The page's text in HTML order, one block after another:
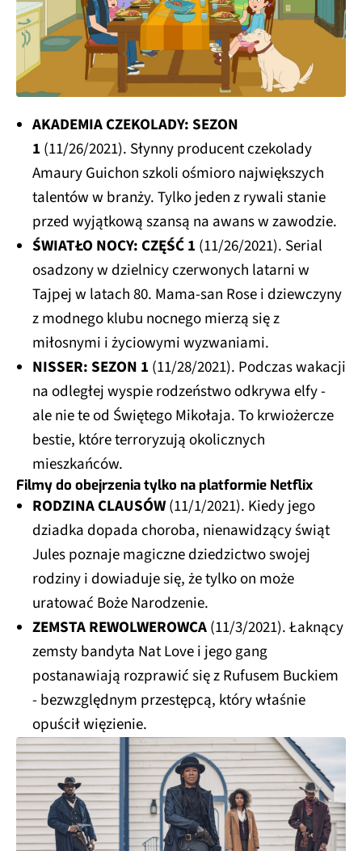
AKADEMIA CZEKOLADY: SEZON
1 (11/26/2021). Słynny producent czekolady
Amaury Guichon szkoli ośmioro największych
talentów w branży. Tylko jeden z rywali stanie
przed wyjątkową szansą na awans w zawodzie.
ŚWIATŁO NOCY: CZĘŚĆ 1 (11/26/2021). Serial
osadzony w dzielnicy czerwonych latarni w
Tajpej w latach 80. Mama-san Rose i dziewczyny
z modnego klubu nocnego mierzą się z
miłosnymi i życiowymi wyzwaniami.
NISSER: SEZON 1 (11/28/2021). Podczas wakacji
na odległej wyspie rodzeństwo odkrywa elfy -
ale nie te od Świętego Mikołaja. To krwiożercze
bestie, które terroryzują okolicznych
mieszkańców.
Filmy do obejrzenia tylko na platformie Netflix
RODZINA CLAUSÓW(11/1/2021). Kiedy jego
dziadka dopada choroba, nienawidzący świąt
Jules poznaje magiczne dziedzictwo swojej
rodziny i dowiaduje się, że tylko on może
uratować Boże Narodzenie.
ZEMSTA REWOLWEROWCA(11/3/2021). Łaknący
zemsty bandyta Nat Love i jego gang
postanawiają rozprawić się z Rufusem Buckiem
- bezwzględnym przestępcą, który właśnie
opuścił więzienie.